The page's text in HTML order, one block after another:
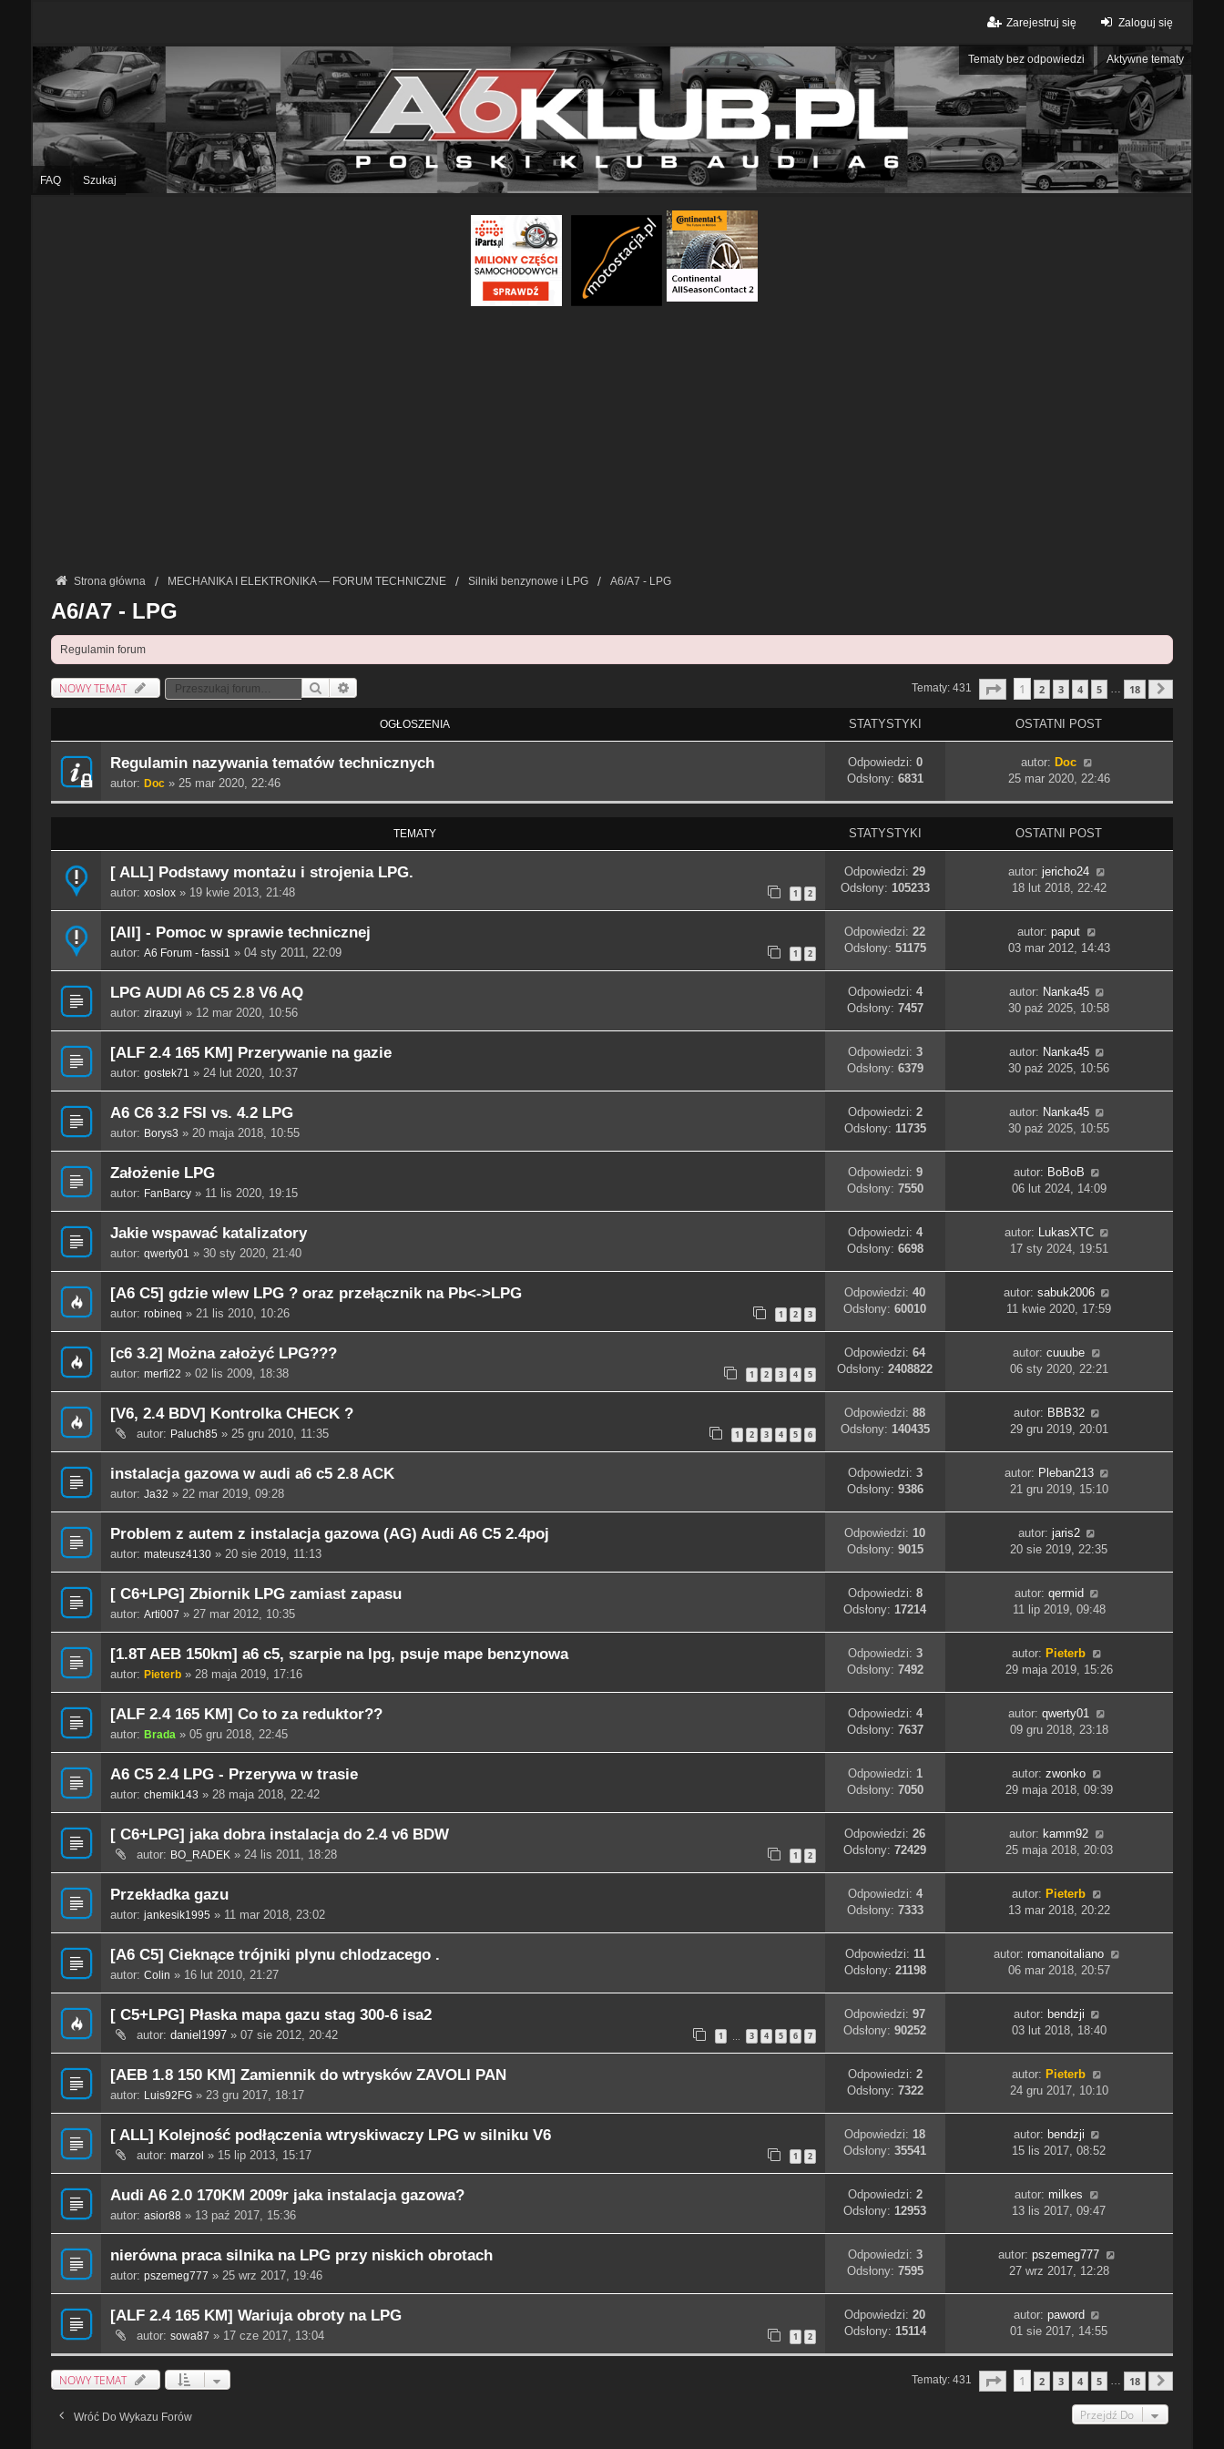
Zaloguj się
Zarejestruj się
Tematy bez odpowiedzi Aktywne tematy
FAQ Szukaj
Strona główna MECHANIKA I ELEKTRONIKA — FORUM TECHNICZNE Silniki benzynowe i LPG A6/A7 - LPG
A6/A7 - LPG
Regulamin forum
NOWY TEMAT Szukaj Tematy: 431 Strona 1Z 18
1 2 3 4 5 … 18
OGŁOSZENIA STATYSTYKI OSTATNI POST
Regulamin nazywania tematów technicznych
autor: Doc» 25 mar 2020, 22:46
Odpowiedzi: 0
Odsłony: 6831
autor: Doc
25 mar 2020, 22:46
TEMATY STATYSTYKI OSTATNI POST
[ ALL] Podstawy montażu i strojenia LPG.
autor: xoslox» 19 kwie 2013, 21:48 1 2
Odpowiedzi:29
Odsłony: 105233
autor: jericho24
18 lut 2018, 22:42
[All] - Pomoc w sprawie technicznej
autor: A6 Forum - fassi1 » 04 sty 2011, 22:09 1 2
Odpowiedzi:22
Odsłony: 51175
autor:paput
03 mar 2012, 14:43
LPG AUDI A6 C5 2.8 V6 AQ
autor: zirazuyi » 12 mar 2020, 10:56
Odpowiedzi: 4
Odsłony: 7457
autor: Nanka45
30 paź 2025, 10:58
[ALF 2.4 165 KM] Przerywanie na gazie
autor: gostek71 » 24 lut 2020, 10:37
Odpowiedzi: 3
Odsłony: 6379
autor: Nanka45
30 paź 2025, 10:56
A6 C6 3.2 FSI vs. 4.2 LPG
autor: Borys3 » 20 maja 2018, 10:55
Odpowiedzi: 2
Odsłony: 11735
autor: Nanka45
30 paź 2025, 10:55
Założenie LPG
autor: FanBarcy» 11 lis 2020, 19:15
Odpowiedzi: 9
Odsłony: 7550
autor: BoBoB
06 lut 2024, 14:09
Jakie wspawać katalizatory
autor: qwerty01 » 30 sty 2020, 21:40
Odpowiedzi: 4
Odsłony: 6698
autor: LukasXTC
17 sty 2024, 19:51
[A6 C5] gdzie wlew LPG ? oraz przełącznik na Pb<->LPG
autor: robineq » 21 lis 2010, 10:26 1 2 3
Odpowiedzi:40
Odsłony:60010
autor: sabuk2006
11 kwie 2020, 17:59
[c6 3.2] Można założyć LPG???
autor: merfi22 » 02 lis 2009, 18:38 1 2 3 4 5
Odpowiedzi:64
Odsłony:2408822
autor:cuuube
06 sty 2020, 22:21
[V6, 2.4 BDV] Kontrolka CHECK ?
autor: Paluch85 » 25 gru 2010, 11:35 1 2 3 4 5 6
Odpowiedzi:88
Odsłony: 140435
autor: BBB32
29 gru 2019, 20:01
instalacja gazowa w audi a6 c5 2.8 ACK
autor: Ja32 » 22 mar 2019, 09:28
Odpowiedzi: 3
Odsłony: 9386
autor: Pleban213
21 gru 2019, 15:10
Problem z autem z instalacja gazowa (AG) Audi A6 C5 2.4poj
autor: mateusz4130» 20 sie 2019, 11:13
Odpowiedzi:10
Odsłony: 9015
autor: jaris2
20 sie 2019, 22:35
[ C6+LPG] Zbiornik LPG zamiast zapasu
autor: Arti007 » 27 mar 2012, 10:35
Odpowiedzi: 8
Odsłony:17214
autor: qermid
11 lip 2019, 09:48
[1.8T AEB 150km] a6 c5, szarpie na lpg, psuje mape benzynowa
autor: Pieterb» 28 maja 2019, 17:16
Odpowiedzi: 3
Odsłony: 7492
autor: Pieterb
29 maja 2019, 15:26
[ALF 2.4 165 KM] Co to za reduktor??
autor: Brada» 05 gru 2018, 22:45
Odpowiedzi: 4
Odsłony: 7637
autor:qwerty01
09 gru 2018, 23:18
A6 C5 2.4 LPG - Przerywa w trasie
autor: chemik143 » 28 maja 2018, 22:42
Odpowiedzi: 1
Odsłony: 7050
autor:zwonko
29 maja 2018, 09:39
[ C6+LPG] jaka dobra instalacja do 2.4 v6 BDW
autor: BO_RADEK» 24 lis 2011, 18:28 1 2
Odpowiedzi:26
Odsłony:72429
autor: kamm92
25 maja 2018, 20:03
Przekładka gazu
autor: jankesik1995 » 11 mar 2018, 23:02
Odpowiedzi: 4
Odsłony: 7333
autor: Pieterb
13 mar 2018, 20:22
[A6 C5] Cieknące trójniki plynu chlodzacego .
autor: Colin » 16 lut 2010, 21:27
Odpowiedzi: 11
Odsłony: 21198
autor:romanoitaliano
06 mar 2018, 20:57
[ C5+LPG] Płaska mapa gazu stag 300-6 isa2
autor: daniel1997» 07 sie 2012, 20:42 1 … 3 4 5 6 7
Odpowiedzi:97
Odsłony:90252
autor: bendzji
03 lut 2018, 18:40
[AEB 1.8 150 KM] Zamiennik do wtrysków ZAVOLI PAN
autor: Luis92FG» 23 gru 2017, 18:17
Odpowiedzi: 2
Odsłony: 7322
autor: Pieterb
24 gru 2017, 10:10
[ ALL] Kolejność podłączenia wtryskiwaczy LPG w silniku V6
autor: marzol » 15 lip 2013, 15:17 1 2
Odpowiedzi:18
Odsłony:35541
autor: bendzji
15 lis 2017, 08:52
Audi A6 2.0 170KM 2009r jaka instalacja gazowa?
autor: asior88 » 13 paź 2017, 15:36
Odpowiedzi: 2
Odsłony:12953
autor: milkes
13 lis 2017, 09:47
nierówna praca silnika na LPG przy niskich obrotach
autor: pszemeg777 » 25 wrz 2017, 19:46
Odpowiedzi: 3
Odsłony: 7595
autor:pszemeg777
27 wrz 2017, 12:28
[ALF 2.4 165 KM] Wariuja obroty na LPG
autor: sowa87 » 17 cze 2017, 13:04 1 2
Odpowiedzi:20
Odsłony: 15114
autor: paword
01 sie 2017, 14:55
NOWY TEMAT Tematy: 431 Strona 1Z 18
1 2 3 4 5 … 18
Wróć Do Wykazu Forów Przejdź Do